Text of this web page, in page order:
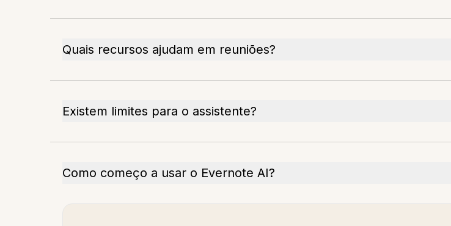
Quais recursos ajudam em reuniões?
Existem limites para o assistente?
Como começo a usar o Evernote AI?